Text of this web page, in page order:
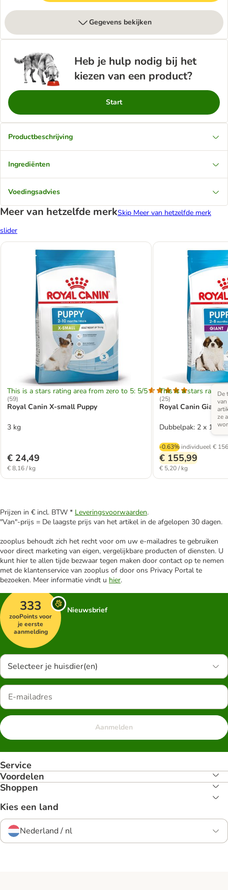
Gegevens bekijken
Heb je hulp nodig bij het
kiezen van een product?
Start
Productbeschrijving
Ingrediënten
Voedingsadvies
Meer van hetzelfde merkSkip Meer van hetzelfde merk
slider
This is a stars rating area from zero to 5: 5/5
(59)
Royal Canin X-small Puppy
3 kg
€ 24,49
€ 8,16 / kg
This is a stars rating
(25)
Royal Canin Giant
Dubbelpak: 2 x 15 kg
-0.63% individueel €
De
ze
€ 155,99
€ 5,20 / kg
Prijzen in € incl. BTW * Leveringsvoorwaarden.
"Van"-prijs = De laagste prijs van het artikel in de afgelopen 30 dagen.
zooplus behoudt zich het recht voor om uw e-mailadres te gebruiken
voor direct marketing van eigen, vergelijkbare producten of diensten. U
kunt hier te allen tijde bezwaar tegen maken door contact op te nemen
met de klantenservice van zooplus of door ons Privacy Portal te
bezoeken. Meer informatie vindt u hier.
333
zooPoints voor
je eerste
aanmelding
Nieuwsbrief
Selecteer je huisdier(en)
Aanmelden
Service
Voordelen
Shoppen
Kies een land
Nederland / nl